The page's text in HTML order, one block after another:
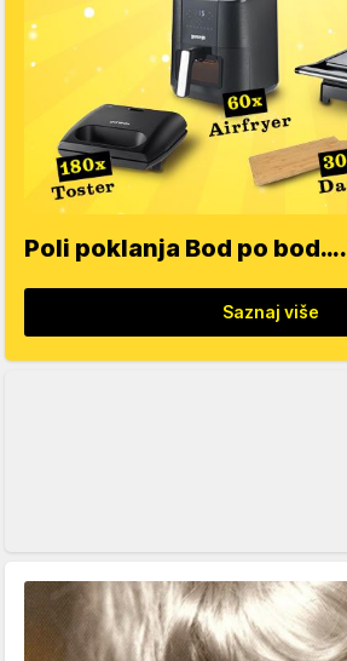
Poli poklanja Bod po bod….
Saznaj više